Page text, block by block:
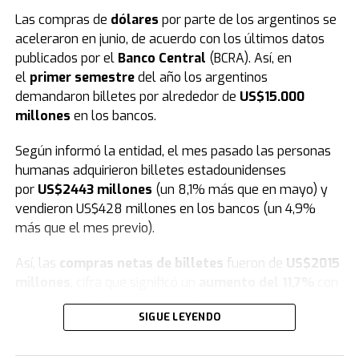
En este sentido, tras el evento de este fin de semana,
en los próximos días las calles de la ciudad se vestirán
de fiesta e ilusión. Bajo la consigna de llevar respuestas
y contención espiritual a cada hogar, los miembros de la
las ciudades en una gran peregrinación para anunciar
oficialmente el inicio de esta nueva edición.
Por otra parte, durante tres semanas recorrerán
diferentes barrios, la zona céntrica y diversos eventos
Las compras de dólares por parte de los argentinos se
aceleraron en junio, de acuerdo con los últimos datos
publicados por el Banco Central (BCRA). Así, en
el primer semestredel año los argentinos
demandaron billetes por alrededor de US$15.000
millones en los bancos.
Según informó la entidad, el mes pasado las personas
humanas adquirieron billetes estadounidenses
por US$2443 millones (un 8,1% más que en mayo) y
vendieron US$428 millones en los bancos (un 4,9%
más que el mes previo).
Así, las compras netas de billetes fueron de US$2015
respecto al nivel registrado en el mes anterior.
En cuanto a lacantidad de individuosque operaron en
SIGUE LEYENDO